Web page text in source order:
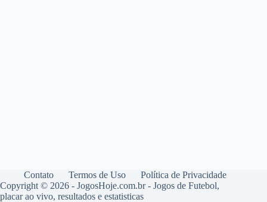
Contato Termos de Uso
Política de Privacidade
Copyright © 2026 - JogosHoje.com.br - Jogos de Futebol,
placar ao vivo, resultados e estatisticas